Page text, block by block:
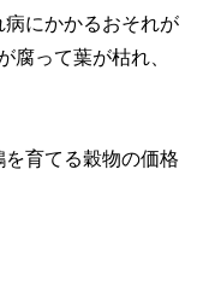
にかかるおそれが
腐って葉が枯れ、
育てる穀物の価格